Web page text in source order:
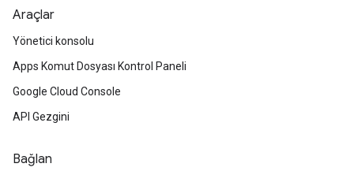
Araçlar
Yönetici konsolu
Apps Komut Dosyası Kontrol Paneli
Google Cloud Console
API Gezgini
Bağlan